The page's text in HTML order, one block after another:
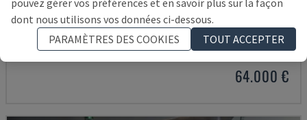
PUMA TT2500SY
DOOSAN - TOUR À PLUSIEURS BROCHES
ITALIE 2008
64.000 €
pouvez gérer vos préférences et en savoir plus sur la façon
dont nous utilisons vos données ci-dessous.
PARAMÈTRES DES COOKIES
TOUT ACCEPTER